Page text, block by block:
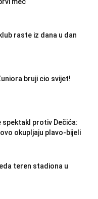
raste iz dana u dan
bruji cio svijet!
spektakl protiv Dečića:
okupljaju plavo-bijeli
teren stadiona u